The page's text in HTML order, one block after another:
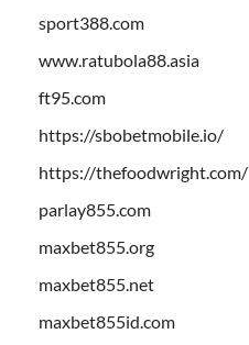
sport388.com
www.ratubola88.asia
ft95.com
https://sbobetmobile.io/
https://thefoodwright.com/
parlay855.com
maxbet855.org
maxbet855.net
maxbet855id.com